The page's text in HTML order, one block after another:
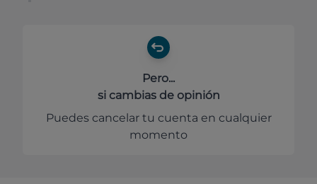
Pero...
si cambias de opinión
Puedes cancelar tu cuenta en cualquier
momento